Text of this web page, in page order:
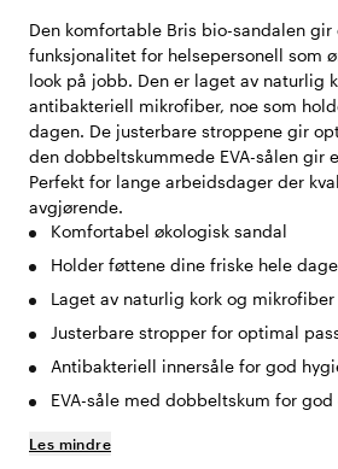
Den komfortable Bris bio-sandalen
funksjonalitet for helsepersonell som
look på jobb. Den er laget av naturlig
antibakteriell mikrofiber, noe som
dagen. De justerbare stroppene gir
den dobbeltskummede EVA-sålen gir
Perfekt for lange arbeidsdager der
avgjørende.
Komfortabel økologisk sandal
Holder føttene dine friske hele
Laget av naturlig kork og mikrofiber
Justerbare stropper for optimal
Antibakteriell innersåle for god
EVA-såle med dobbeltskum for
Les mindre